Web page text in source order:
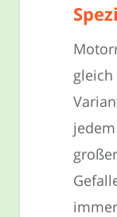
gleich